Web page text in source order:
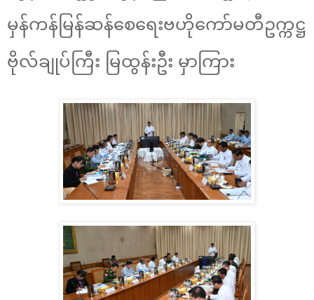
မှန်ကန်မြန်ဆန်စေရေးဗဟိုကော်မတီဥက္ကဋ္ဌ
ဗိုလ်ချုပ်ကြီး မြထွန်းဦး မှာကြား